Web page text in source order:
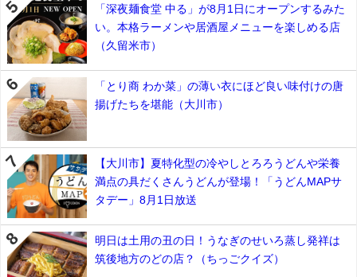
「深夜麺食堂 中る」が8月1日にオープンするみた
い。本格ラーメンや居酒屋メニューを楽しめる店
（久留米市）
「とり商 わか菜」の薄い衣にほど良い味付けの唐
揚げたちを堪能（大川市）
【大川市】夏特化型の冷やしとろろうどんや栄養
満点の具だくさんうどんが登場！「うどんMAPサ
タデー」8月1日放送
明日は土用の丑の日！うなぎのせいろ蒸し発祥は
筑後地方のどの店？（ちっごクイズ）